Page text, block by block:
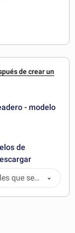
de crear un
- modelo
de
que se